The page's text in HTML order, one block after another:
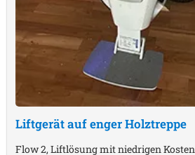
Liftgerät auf enger Holztreppe
Flow 2, Liftlösung mit niedrigen Kosten